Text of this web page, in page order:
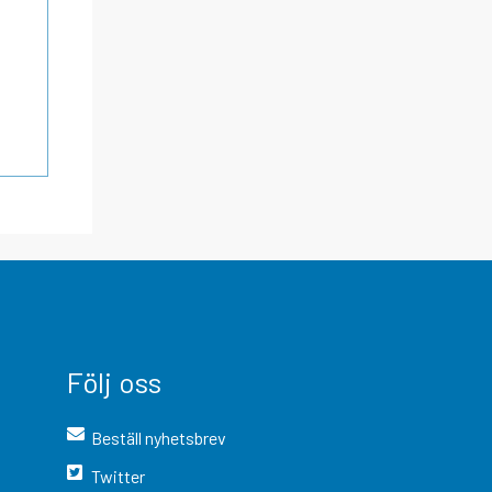
Följ oss
Beställ nyhetsbrev
Twitter